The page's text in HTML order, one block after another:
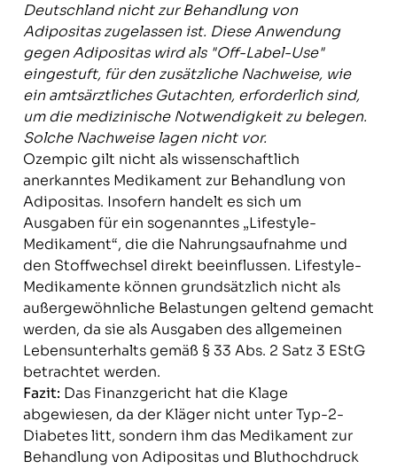
Deutschland nicht zur Behandlung von
Adipositas zugelassen ist. Diese Anwendung
gegen Adipositas wird als "Off-Label-Use"
eingestuft, für den zusätzliche Nachweise, wie
ein amtsärztliches Gutachten, erforderlich sind,
um die medizinische Notwendigkeit zu belegen.
Solche Nachweise lagen nicht vor.
Ozempic gilt nicht als wissenschaftlich
anerkanntes Medikament zur Behandlung von
Adipositas. Insofern handelt es sich um
Ausgaben für ein sogenanntes „Lifestyle-
Medikament“, die die Nahrungsaufnahme und
den Stoffwechsel direkt beeinflussen. Lifestyle-
Medikamente können grundsätzlich nicht als
außergewöhnliche Belastungen geltend gemacht
werden, da sie als Ausgaben des allgemeinen
Lebensunterhalts gemäß § 33 Abs. 2 Satz 3 EStG
betrachtet werden.
Fazit: Das Finanzgericht hat die Klage
abgewiesen, da der Kläger nicht unter Typ-2-
Diabetes litt, sondern ihm das Medikament zur
Behandlung von Adipositas und Bluthochdruck